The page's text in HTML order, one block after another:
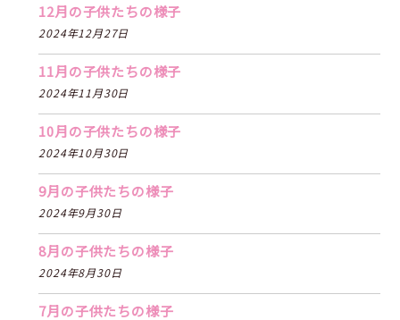
12月の子供たちの様子
2024年12月27日
11月の子供たちの様子
2024年11月30日
10月の子供たちの様子
2024年10月30日
9月の子供たちの様子
2024年9月30日
8月の子供たちの様子
2024年8月30日
7月の子供たちの様子